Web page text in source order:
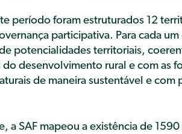
período foram estruturados 12
participativa. Para cada
potencialidades territoriais,
do desenvolvimento rural e com as
de maneira sustentável e com
a SAF mapeou a existência de